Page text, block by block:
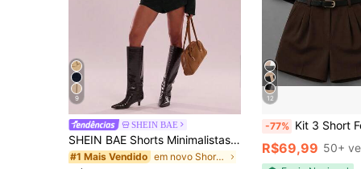
9
SHEIN BAE
SHEIN BAE Shorts Minimalistas Preguiçosos Casuais Versáteis de Cor Sólida
#1 Mais Vendido em novo Shorts Femininos
12
-77% Kit 3 Short Feminino Alfaiataria Cintura Alta
R$69,99 50+